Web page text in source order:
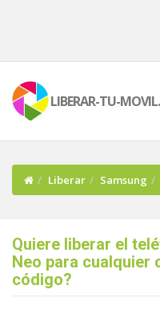
LIBERAR-TU-
Liberar Samsung
Quiere liberar el
Neo para cualquier
código?